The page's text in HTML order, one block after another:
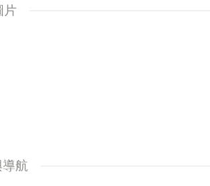
片
導航